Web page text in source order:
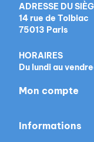
ADRESSE DU
14 rue de Tolbiac
75013 Paris
HORAIRES
Du lundi au
Mon compte
Informations